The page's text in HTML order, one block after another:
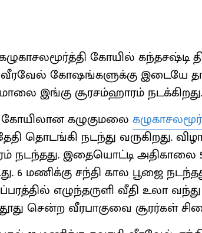
கோயில் கந்தசஷ்டி
கோஷங்களுக்கு இடையே
இங்கு சூரசம்ஹாரம் நடக்கிறது.
கோயிலான கழுகுமலை
தொடங்கி நடந்து வருகிறது.
நடந்தது. இதையொட்டி அதிகாலை
6 மணிக்கு சந்தி கால பூஜை
எழுந்தருளி வீதி உலா
சென்ற வீரபாகுவை சூரர்கள்